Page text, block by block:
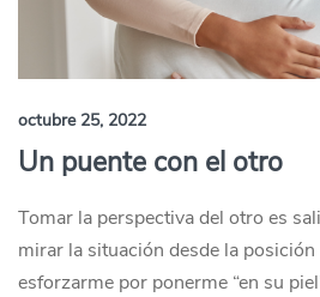
octubre 25, 2022
Un puente con el otro
Tomar la perspectiva del otro es
mirar la situación desde la
esforzarme por ponerme “en su